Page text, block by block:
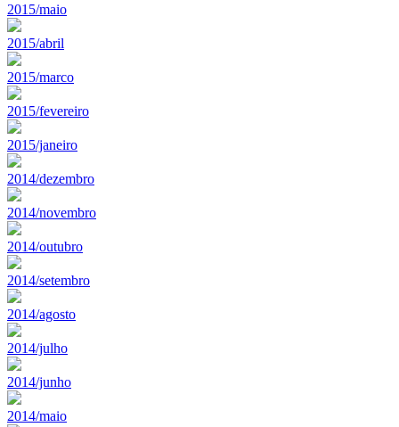
2015/maio
2015/abril
2015/marco
2015/fevereiro
2015/janeiro
2014/dezembro
2014/novembro
2014/outubro
2014/setembro
2014/agosto
2014/julho
2014/junho
2014/maio